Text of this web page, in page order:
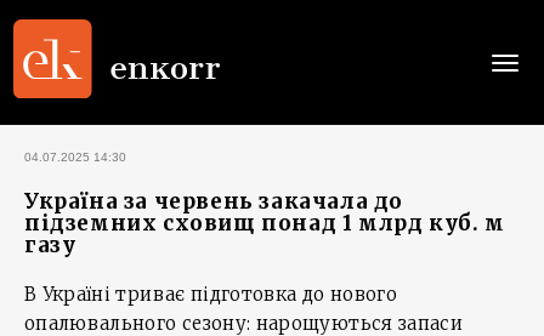
04.07.2025 14:30
Україна за червень закачала до
підземних сховищ понад 1 млрд куб. м
газу
В Україні триває підготовка до нового
опалювального сезону: нарощуються запаси